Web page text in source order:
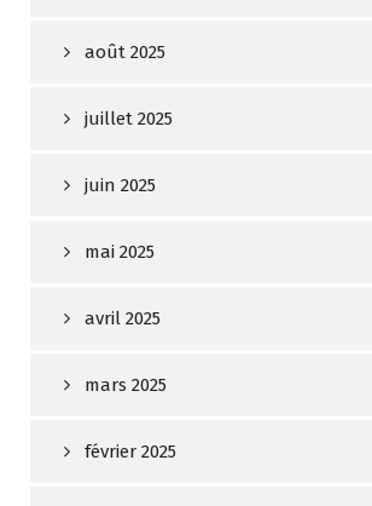
août 2025
juillet 2025
juin 2025
mai 2025
avril 2025
mars 2025
février 2025